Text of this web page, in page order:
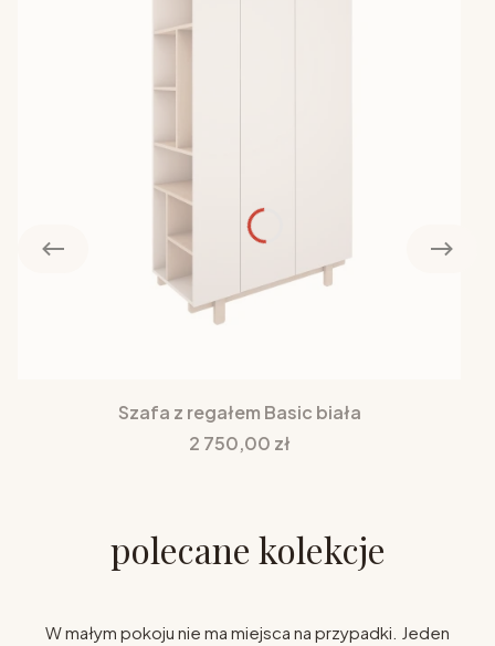
Szafa z regałem Basic biała
Cena
2 750,00 zł
polecane kolekcje
W małym pokoju nie ma miejsca na przypadki. Jeden